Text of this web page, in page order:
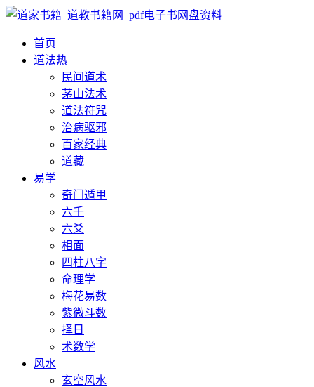
首页
道法热
民间道术
茅山法术
道法符咒
治病驱邪
百家经典
道藏
易学
奇门遁甲
六壬
六爻
相面
四柱八字
命理学
梅花易数
紫微斗数
择日
术数学
风水
玄空风水